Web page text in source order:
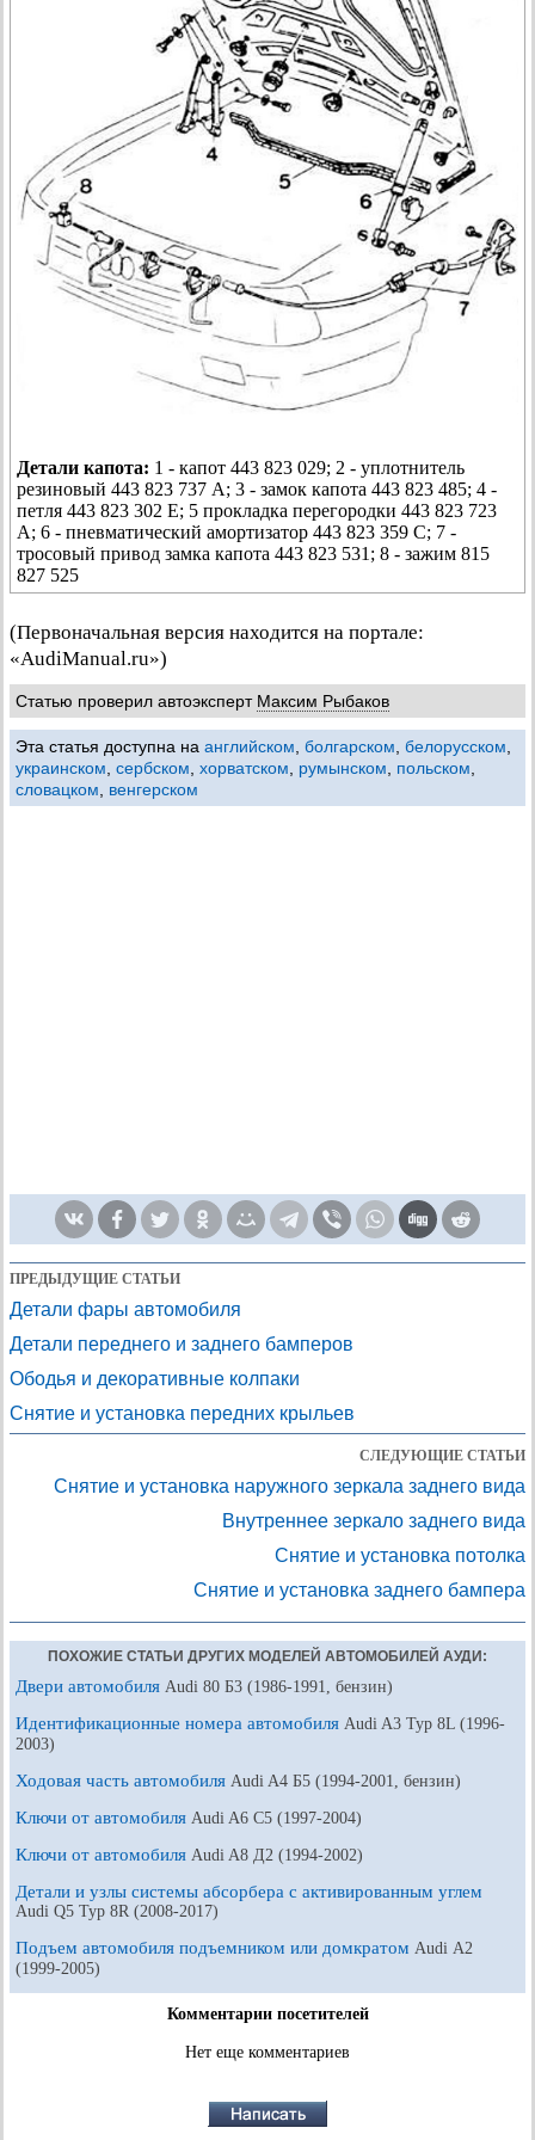
Детали капота: 1 - капот 443 823 029; 2 - уплотнитель
резиновый 443 823 737 А; 3 - замок капота 443 823 485; 4 -
петля 443 823 302 Е; 5 прокладка перегородки 443 823 723
А; 6 - пневматический амортизатор 443 823 359 С; 7 -
тросовый привод замка капота 443 823 531; 8 - зажим 815
827 525
(Первоначальная версия находится на портале:
«AudiManual.ru»)
Статью проверил автоэксперт Максим Рыбаков
Эта статья доступна на английском болгарском белорусском
украинском сербском хорватском румынском польском
словацком
венгерском
ПРЕДЫДУЩИЕ СТАТЬИ
Детали фары автомобиля
Детали переднего и заднего бамперов
Ободья и декоративные колпаки
Снятие и установка передних крыльев
СЛЕДУЮЩИЕ СТАТЬИ
Снятие и установка наружного зеркала заднего вида
Внутреннее зеркало заднего вида
Снятие и установка потолка
Снятие и установка заднего бампера
ПОХОЖИЕ СТАТЬИ ДРУГИХ МОДЕЛЕЙ АВТОМОБИЛЕЙ АУДИ:
Двери автомобиля Audi 80 Б3 (1986-1991, бензин)
Идентификационные номера автомобиля Audi A3 Typ 8L (1996-
2003)
Ходовая часть автомобиля Audi A4 Б5 (1994-2001, бензин)
Ключи от автомобиля Audi A6 С5 (1997-2004)
Ключи от автомобиля Audi A8 Д2 (1994-2002)
Детали и узлы системы абсорбера с активированным углем
Audi Q5 Typ 8R (2008-2017)
Подъем автомобиля подъемником или домкратом Audi А2
(1999-2005)
Комментарии посетителей
Нет еще комментариев